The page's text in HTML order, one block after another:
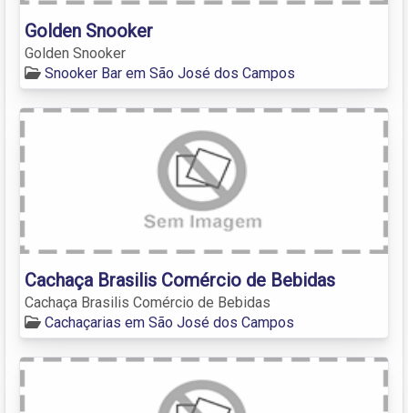
Golden Snooker
Golden Snooker
Snooker Bar em São José dos Campos
Cachaça Brasilis Comércio de Bebidas
Cachaça Brasilis Comércio de Bebidas
Cachaçarias em São José dos Campos